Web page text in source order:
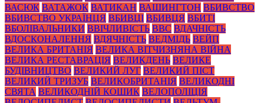
ВАСЮК ВАТАЖОК ВАТИКАН ВАШИНГТОН ВБИВСТВО
ВБИВСТВО УКРАЇНЦЯ ВБИВЦІ ВБИВЦЯ ВБИТІ
ВБОЛІВАЛЬНИКИ ВВІЧЛИВІСТЬ ВВС ВДАЧНІСТЬ
ВДОСКОНАЛЕННЯ ВДЯЧНІСТЬ ВЕДМІДЬ ВЕЙП
ВЕЛИКА БРИТАНІЯ ВЕЛИКА ВІТЧИЗНЯНА ВІЙНА
ВЕЛИКА РЕСТАВРАЦІЯ ВЕЛИКДЕНЬ ВЕЛИКЕ
БУДІВНИЦТВО ВЕЛИКИЙ ЛУГ ВЕЛИКИЙ ПІСТ
ВЕЛИКИЙ ТРИЗУБ ВЕЛИКОБРИТАНІЯ ВЕЛИКОДНІ
СВЯТА ВЕЛИКОДНІЙ КОШИК ВЕЛОПОЛІЦІЯ